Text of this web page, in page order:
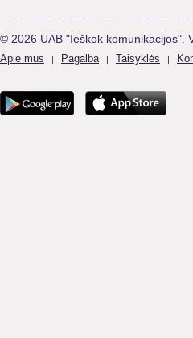
© 2026 UAB "Ieškok komunikacijos".
Apie mus | Pagalba | Taisyklės |